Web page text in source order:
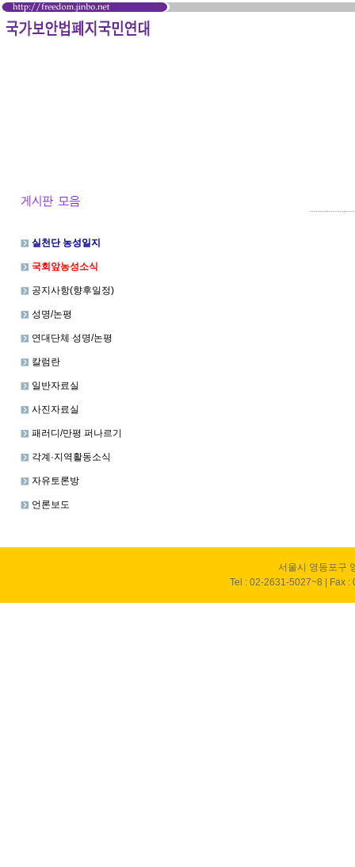
실천단 농성일지
국회앞농성소식
공지사항(향후일정)
성명/논평
연대단체 성명/논평
칼럼란
일반자료실
사진자료실
패러디/만평 퍼나르기
각계·지역활동소식
자유토론방
언론보도
서울시 영등포구
Tel : 02-2631-5027~8 | Fax